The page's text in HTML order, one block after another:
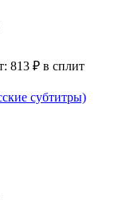
813 ₽ в сплит
субтитры)